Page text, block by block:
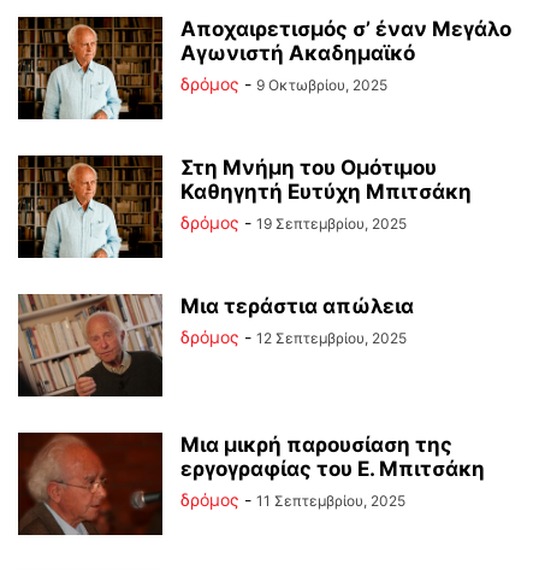
Αποχαιρετισμός σ’ έναν Μεγάλο
Αγωνιστή Ακαδημαϊκό
δρόμος - 9 Οκτωβρίου, 2025
Στη Μνήμη του Ομότιμου
Καθηγητή Ευτύχη Μπιτσάκη
δρόμος - 19 Σεπτεμβρίου, 2025
Μια τεράστια απώλεια
δρόμος - 12 Σεπτεμβρίου, 2025
Μια μικρή παρουσίαση της
εργογραφίας του Ε. Μπιτσάκη
δρόμος - 11 Σεπτεμβρίου, 2025